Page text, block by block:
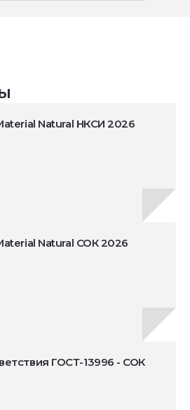
Natural НКСИ 2026
Natural СОК 2026
ГОСТ-13996 - СОК